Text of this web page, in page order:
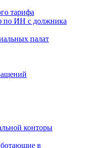
тарифа
по ИН с должника
палат
конторы
в